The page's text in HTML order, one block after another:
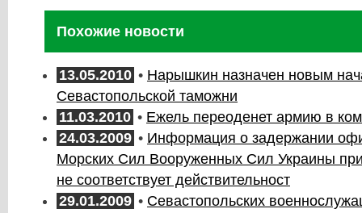
Похожие новости
13.05.2010 • Нарышкин назначен новым
Севастопольской таможни
11.03.2010 • Ежель переоденет армию в
24.03.2009 • Информация о задержании
Морских Сил Вооруженных Сил Украины при
не соответствует действительност
29.01.2009 • Севастопольских